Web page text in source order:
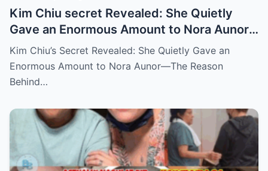
Kim Chiu secret Revealed: She Quietly
Gave an Enormous Amount to Nora Aunor
—The Reason Behind It Will Break Your
Heart!
Kim Chiu’s Secret Revealed: She Quietly Gave an
Enormous Amount to Nora Aunor—The Reason
Behind…